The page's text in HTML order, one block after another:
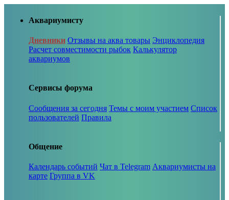
Аквариумисту
Дневники Отзывы на аква товары Энциклопедия
Расчет совместимости рыбок Калькулятор
аквариумов
Сервисы форума
Сообщения за сегодня Темы с моим участием Список
пользователей Правила
Общение
Календарь событий Чат в Telegram Аквариумисты на
карте Группа в VK